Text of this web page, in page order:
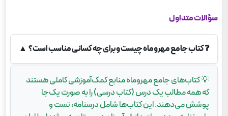
سؤالات متداول
❓کتاب جامع مهروماه چیست و برای چه کسانی مناسب است؟ ▲
💡کتاب‌های جامع مهروماه منابع کمک‌آموزشی کاملی هستند
که همه مطالب یک درس (کتاب درسی) را به صورت یک‌جا
پوشش می‌دهند. این کتاب‌ها شامل درسنامه، تست و